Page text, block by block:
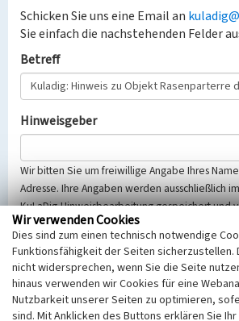
Schicken Sie uns eine Email an
Sie einfach die nachstehenden Felder
Betreff
Hinweisgeber
Wir bitten Sie um freiwillige Angabe Ihres
Adresse. Ihre Angaben werden ausschließlich
KuLaDig-Hinweisbearbeitung gespeichert und
Selbstverständlich werden diese entsprechend
Telemediengesetzes, des
dem 25.05.2018 gültigen Europäischen
(EU-DSGVO) vertraulich behandelt, beachten
Hinweise zumDatenschutz
Wir verwenden Cookies
Dies sind zum einen technisch notwendige
Funktionsfähigkeit der Seiten sicherzustellen.
nicht widersprechen, wenn Sie die Seite
hinaus verwenden wir Cookies für eine
Nutzbarkeit unserer Seiten zu optimieren,
sind. Mit Anklicken des Buttons erklären Sie